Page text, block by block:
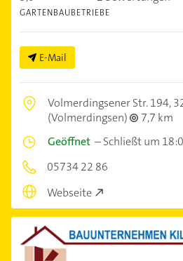
GARTENBAUBETRIEBE
E-Mail
Volmerdingsener Str. 194,
(Volmerdingsen)
7,7 km
Geöffnet –Schließt um
05734 22 86
Webseite